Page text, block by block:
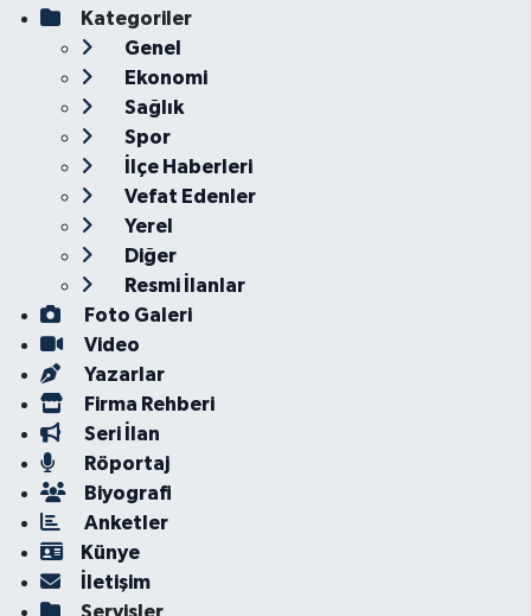
Kategoriler
Genel
Ekonomi
Sağlık
Spor
İlçe Haberleri
Vefat Edenler
Yerel
Diğer
Resmi İlanlar
Foto Galeri
Video
Yazarlar
Firma Rehberi
Seri İlan
Röportaj
Biyografi
Anketler
Künye
İletişim
Servisler